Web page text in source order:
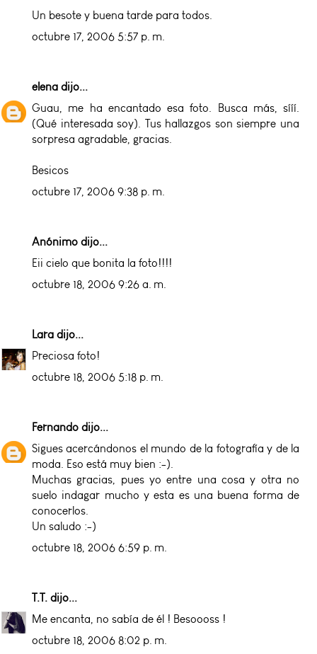
Un besote y buena tarde para todos.
octubre 17, 2006 5:57 p. m.
elena dijo...
Guau, me ha encantado esa foto. Busca más, sííí.
(Qué interesada soy). Tus hallazgos son siempre una
sorpresa agradable, gracias.
Besicos
octubre 17, 2006 9:38 p. m.
Anónimo dijo...
Eii cielo que bonita la foto!!!!
octubre 18, 2006 9:26 a. m.
Lara dijo...
Preciosa foto!
octubre 18, 2006 5:18 p. m.
Fernando dijo...
Sigues acercándonos el mundo de la fotografía y de la
moda. Eso está muy bien :-).
Muchas gracias, pues yo entre una cosa y otra no
suelo indagar mucho y esta es una buena forma de
conocerlos.
Un saludo :-)
octubre 18, 2006 6:59 p. m.
T.T. dijo...
Me encanta, no sabía de él ! Besoooss !
octubre 18, 2006 8:02 p. m.